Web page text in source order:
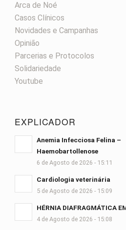
Arca de Noé
Casos Clínicos
Novidades e Campanhas
Opinião
Parcerias e Protocolos
Solidariedade
Youtube
EXPLICADOR
Anemia Infecciosa Felina –
Haemobartollenose
6 de Agosto de 2026 - 15:11
Cardiologia veterinária
5 de Agosto de 2026 - 15:09
HÉRNIA DIAFRAGMÁTICA
4 de Agosto de 2026 - 15:08